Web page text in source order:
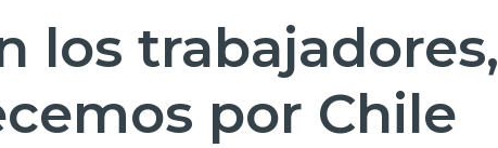
los trabajadores,
por Chile